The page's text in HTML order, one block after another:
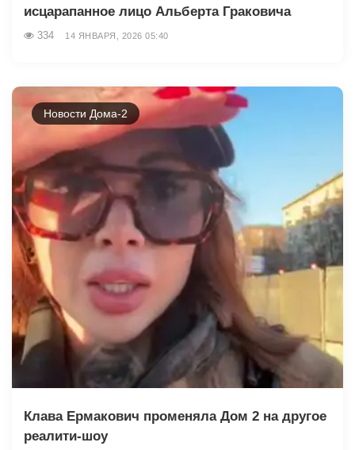
исцарапанное лицо Альберта Граковича
334 14 ЯНВАРЯ, 2026 05:40
Новости Дома-2
Клава Ермакович променяла Дом 2 на другое
реалити-шоу